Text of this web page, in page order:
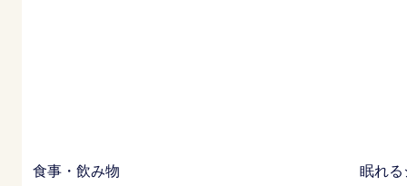
食事・飲み物 眠れる